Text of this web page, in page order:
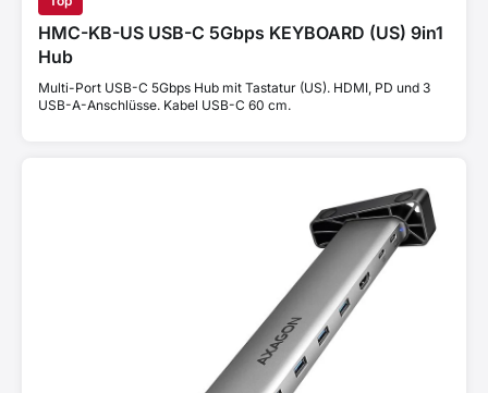
HMC-KB-US USB-C 5Gbps KEYBOARD (US) 9in1
Hub
Multi-Port USB-C 5Gbps Hub mit Tastatur (US). HDMI, PD und 3
USB-A-Anschlüsse. Kabel USB-C 60 cm.